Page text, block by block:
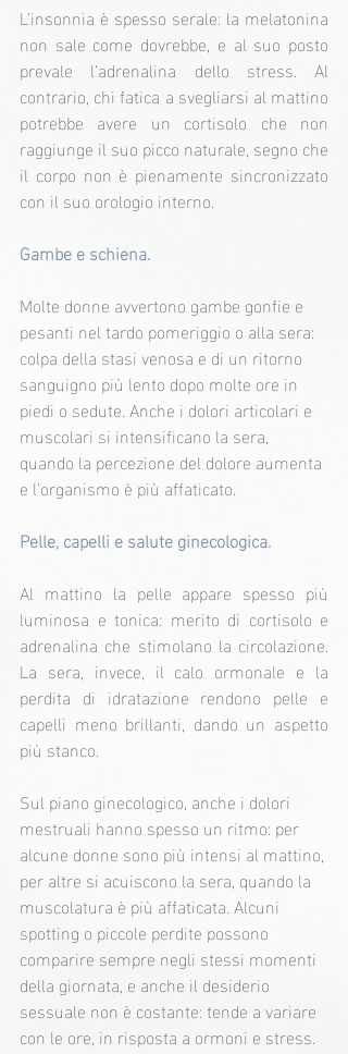
L’insonnia è spesso serale: la melatonina
non sale come dovrebbe, e al suo posto
prevale l’adrenalina dello stress. Al
contrario, chi fatica a svegliarsi al mattino
potrebbe avere un cortisolo che non
raggiunge il suo picco naturale, segno che
il corpo non è pienamente sincronizzato
con il suo orologio interno.
Gambe e schiena.
Molte donne avvertono gambe gonfie e
pesanti nel tardo pomeriggio o alla sera:
colpa della stasi venosa e di un ritorno
sanguigno più lento dopo molte ore in
piedi o sedute. Anche i dolori articolari e
muscolari si intensificano la sera,
quando la percezione del dolore aumenta
e l’organismo è più affaticato.
Pelle, capelli e salute ginecologica.
Al mattino la pelle appare spesso più
luminosa e tonica: merito di cortisolo e
adrenalina che stimolano la circolazione.
La sera, invece, il calo ormonale e la
perdita di idratazione rendono pelle e
capelli meno brillanti, dando un aspetto
più stanco.
Sul piano ginecologico, anche i dolori
mestruali hanno spesso un ritmo: per
alcune donne sono più intensi al mattino,
per altre si acuiscono la sera, quando la
muscolatura è più affaticata. Alcuni
spotting o piccole perdite possono
comparire sempre negli stessi momenti
della giornata, e anche il desiderio
sessuale non è costante: tende a variare
con le ore, in risposta a ormoni e stress.